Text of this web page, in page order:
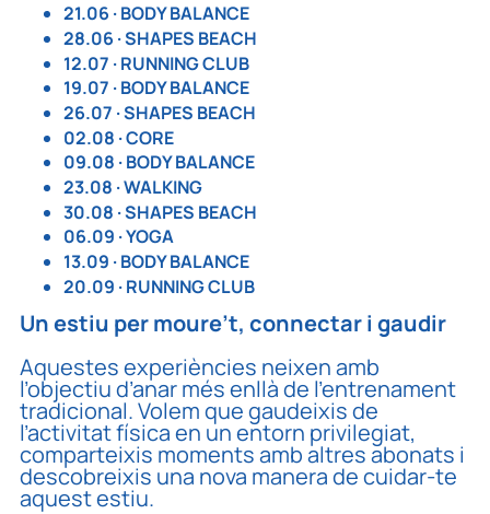
21.06 · BODY BALANCE
28.06 · SHAPES BEACH
12.07 · RUNNING CLUB
19.07 · BODY BALANCE
26.07 · SHAPES BEACH
02.08 · CORE
09.08 · BODY BALANCE
23.08 · WALKING
30.08 · SHAPES BEACH
06.09 · YOGA
13.09 · BODY BALANCE
20.09 · RUNNING CLUB
Un estiu per moure’t, connectar i gaudir
Aquestes experiències neixen amb
l’objectiu d’anar més enllà de l’entrenament
tradicional. Volem que gaudeixis de
l’activitat física en un entorn privilegiat,
comparteixis moments amb altres abonats i
descobreixis una nova manera de cuidar-te
aquest estiu.